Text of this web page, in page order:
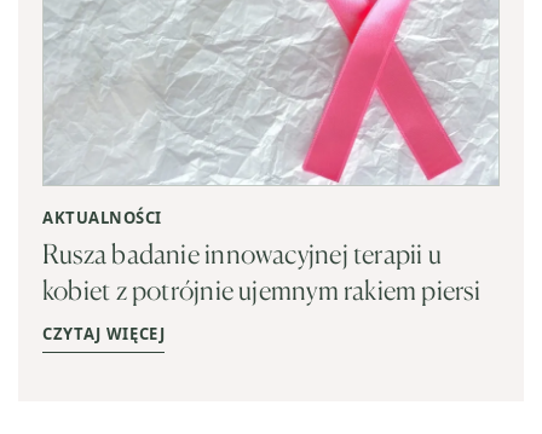
AKTUALNOŚCI
Rusza badanie innowacyjnej terapii u
kobiet z potrójnie ujemnym rakiem piersi
CZYTAJ WIĘCEJ